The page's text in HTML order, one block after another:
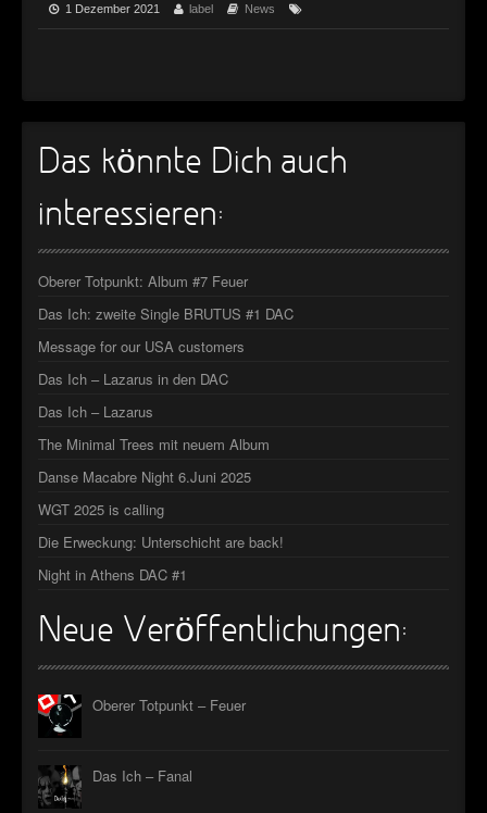
►
►
1 Dezember 2021 label News
Das könnte Dich auch
interessieren:
Oberer Totpunkt: Album #7 Feuer
Das Ich: zweite Single BRUTUS #1 DAC
Message for our USA customers
Das Ich – Lazarus in den DAC
Das Ich – Lazarus
The Minimal Trees mit neuem Album
Danse Macabre Night 6.Juni 2025
WGT 2025 is calling
Die Erweckung: Unterschicht are back!
Night in Athens DAC #1
Neue Veröffentlichungen:
Oberer Totpunkt – Feuer
Das Ich – Fanal